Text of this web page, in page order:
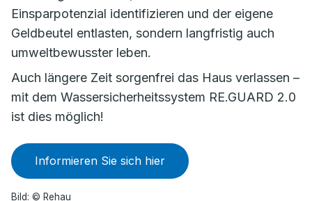
Einsparpotenzial identifizieren und der eigene
Geldbeutel entlasten, sondern langfristig auch
umweltbewusster leben.
Auch längere Zeit sorgenfrei das Haus verlassen –
mit dem Wassersicherheitssystem RE.GUARD 2.0
ist dies möglich!
Informieren Sie sich hier
Bild: © Rehau